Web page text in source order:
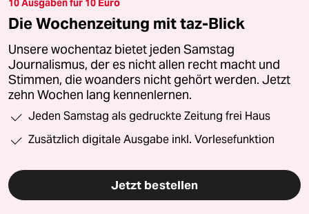
10 Ausgaben für 10 Euro
Die Wochenzeitung mit taz-Blick
Unsere wochentaz bietet jeden Samstag
Journalismus, der es nicht allen recht macht und
Stimmen, die woanders nicht gehört werden. Jetzt
zehn Wochen lang kennenlernen.
Jeden Samstag als gedruckte Zeitung frei Haus
Zusätzlich digitale Ausgabe inkl. Vorlesefunktion
Jetzt bestellen